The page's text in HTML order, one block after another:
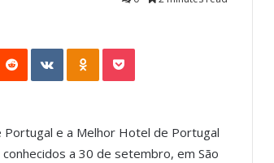
VKontakte
e a Melhor Hotel de Portugal
a 30 de setembro, em São